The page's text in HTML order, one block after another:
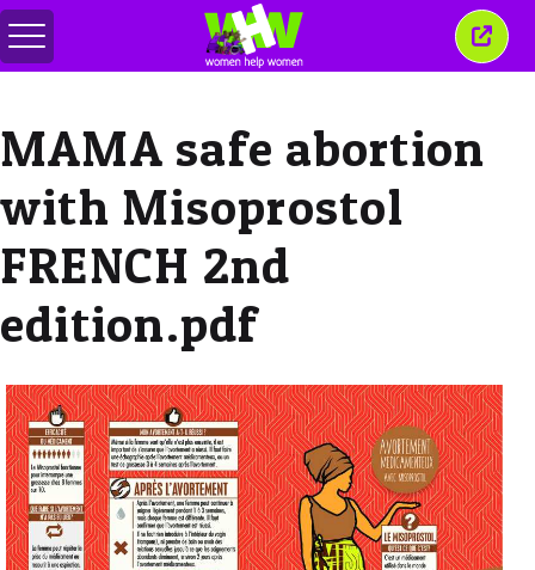
Basculer
le
cette
MAMA safe abortion
with Misoprostol
FRENCH 2nd
edition.pdf